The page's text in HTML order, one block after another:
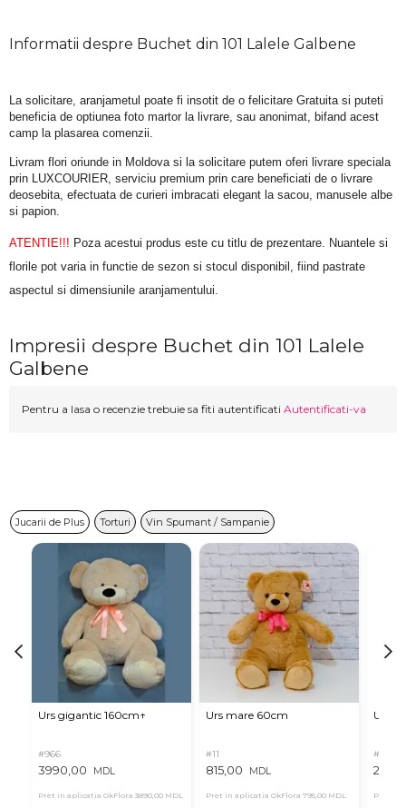
Informatii despre Buchet din 101 Lalele Galbene
La solicitare, aranjametul poate fi insotit de o felicitare Gratuita si puteti
beneficia de optiunea foto martor la livrare, sau anonimat, bifand acest
camp la plasarea comenzii.
Livram flori oriunde in Moldova si la solicitare putem oferi livrare speciala
prin LUXCOURIER, serviciu premium prin care beneficiati de o livrare
deosebita, efectuata de curieri imbracati elegant la sacou, manusele albe
si papion.
ATENTIE!!! Poza acestui produs este cu titlu de prezentare. Nuantele si
florile pot varia in functie de sezon si stocul disponibil, fiind pastrate
aspectul si dimensiunile aranjamentului.
Impresii despre Buchet din 101 Lalele
Galbene
Pentru a lasa o recenzie trebuie sa fiti autentificati Autentificati-va
Jucarii de Plus Torturi Vin Spumant / Sampanie
Urs gigantic 160cm↑
#966
3990,00 MDL
Pret in aplicatia OkFlora 3890,00 MDL
Urs mare 60cm
#11
815,00 MDL
Pret in aplicatia OkFlora 795,00 MDL
Urs
#4939
Pret in